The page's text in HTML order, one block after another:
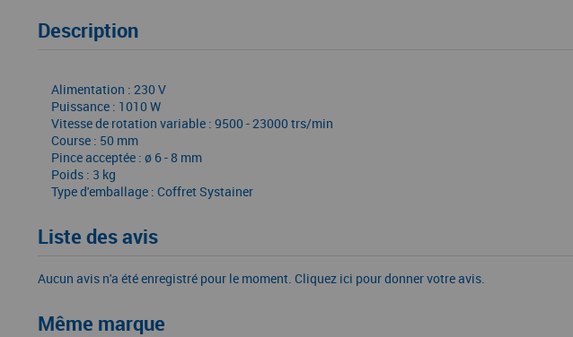
Description
Alimentation : 230 V
Puissance : 1010 W
Vitesse de rotation variable : 9500 - 23000 trs/min
Course : 50 mm
Pince acceptée : ø 6 - 8 mm
Poids : 3 kg
Type d'emballage : Coffret Systainer
Liste des avis
Aucun avis n'a été enregistré pour le moment. Cliquez ici pour donner votre avis.
Même marque